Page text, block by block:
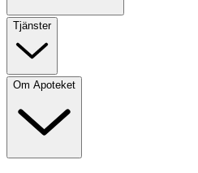
Tjänster
Om Apoteket